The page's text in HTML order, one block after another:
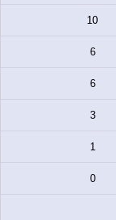
10
6
6
3
1
0